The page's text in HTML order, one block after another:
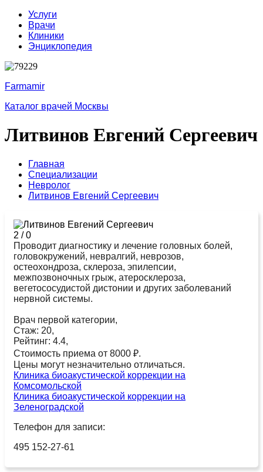
Услуги
Врачи
Клиники
Энциклопедия
Farmamir
Каталог врачей Москвы
Литвинов Евгений Сергеевич
Главная
Специализации
Невролог
Литвинов Евгений Сергеевич
2 /0
Проводит диагностику и лечение головных болей,
головокружений, невралгий, неврозов,
остеохондроза, склероза, эпилепсии,
межпозвоночных грыж, атеросклероза,
вегетососудистой дистонии и других заболеваний
нервной системы.
Врач первой категории,
Стаж: 20,
Рейтинг: 4.4,
Стоимость приема от 8000 ₽.
Цены могут незначительно отличаться.
Клиника биоакустической коррекции на
Комсомольской
Клиника биоакустической коррекции на
Зеленоградской
Телефон для записи:
495 152-27-61